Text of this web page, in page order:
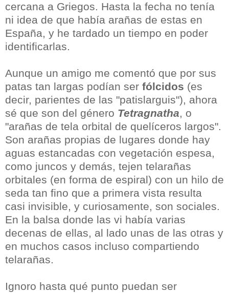
cercana a Griegos. Hasta la fecha no tenía
ni idea de que había arañas de estas en
España, y he tardado un tiempo en poder
identificarlas.
Aunque un amigo me comentó que por sus
patas tan largas podían ser fólcidos (es
decir, parientes de las "patislarguis"), ahora
sé que son del género Tetragnatha, o
"arañas de tela orbital de quelíceros largos".
Son arañas propias de lugares donde hay
aguas estancadas con vegetación espesa,
como juncos y demás, tejen telarañas
orbitales (en forma de espiral) con un hilo de
seda tan fino que a primera vista resulta
casi invisible, y curiosamente, son sociales.
En la balsa donde las vi había varias
decenas de ellas, al lado unas de las otras y
en muchos casos incluso compartiendo
telarañas.
Ignoro hasta qué punto puedan ser